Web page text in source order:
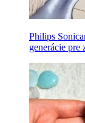
Philips
generácie pre